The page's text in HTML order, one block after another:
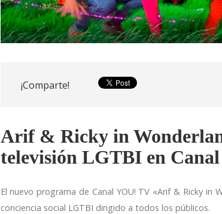
¡Comparte!
Arif & Ricky in
televisión LGTBI en
El nuevo programa de Canal YOU! TV «Arif & Ricky
conciencia social LGTBI dirigido a todos los públicos.